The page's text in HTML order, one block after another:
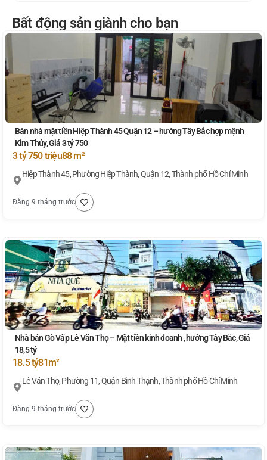
Bất động sản giành cho bạn
Bán nhà mặt tiền Hiệp Thành 45 Quận 12 – hướng Tây Bắc hợp mệnh
Kim Thủy, Giá 3 tỷ 750
3 tỷ 750 triệu88 m²
Hiệp Thành 45, Phường Hiệp Thành, Quận 12, Thành phố Hồ Chí Minh
Đăng 9 tháng trước
Nhà bán Gò Vấp Lê Văn Thọ – Mặt tiền kinh doanh , hướng Tây Bắc, Giá
18,5 tỷ
18.5 tỷ81m²
Lê Văn Thọ, Phường 11, Quận Bình Thạnh, Thành phố Hồ Chí Minh
Đăng 9 tháng trước